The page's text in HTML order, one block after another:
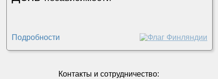
Подробности
Контакты и сотрудничество: